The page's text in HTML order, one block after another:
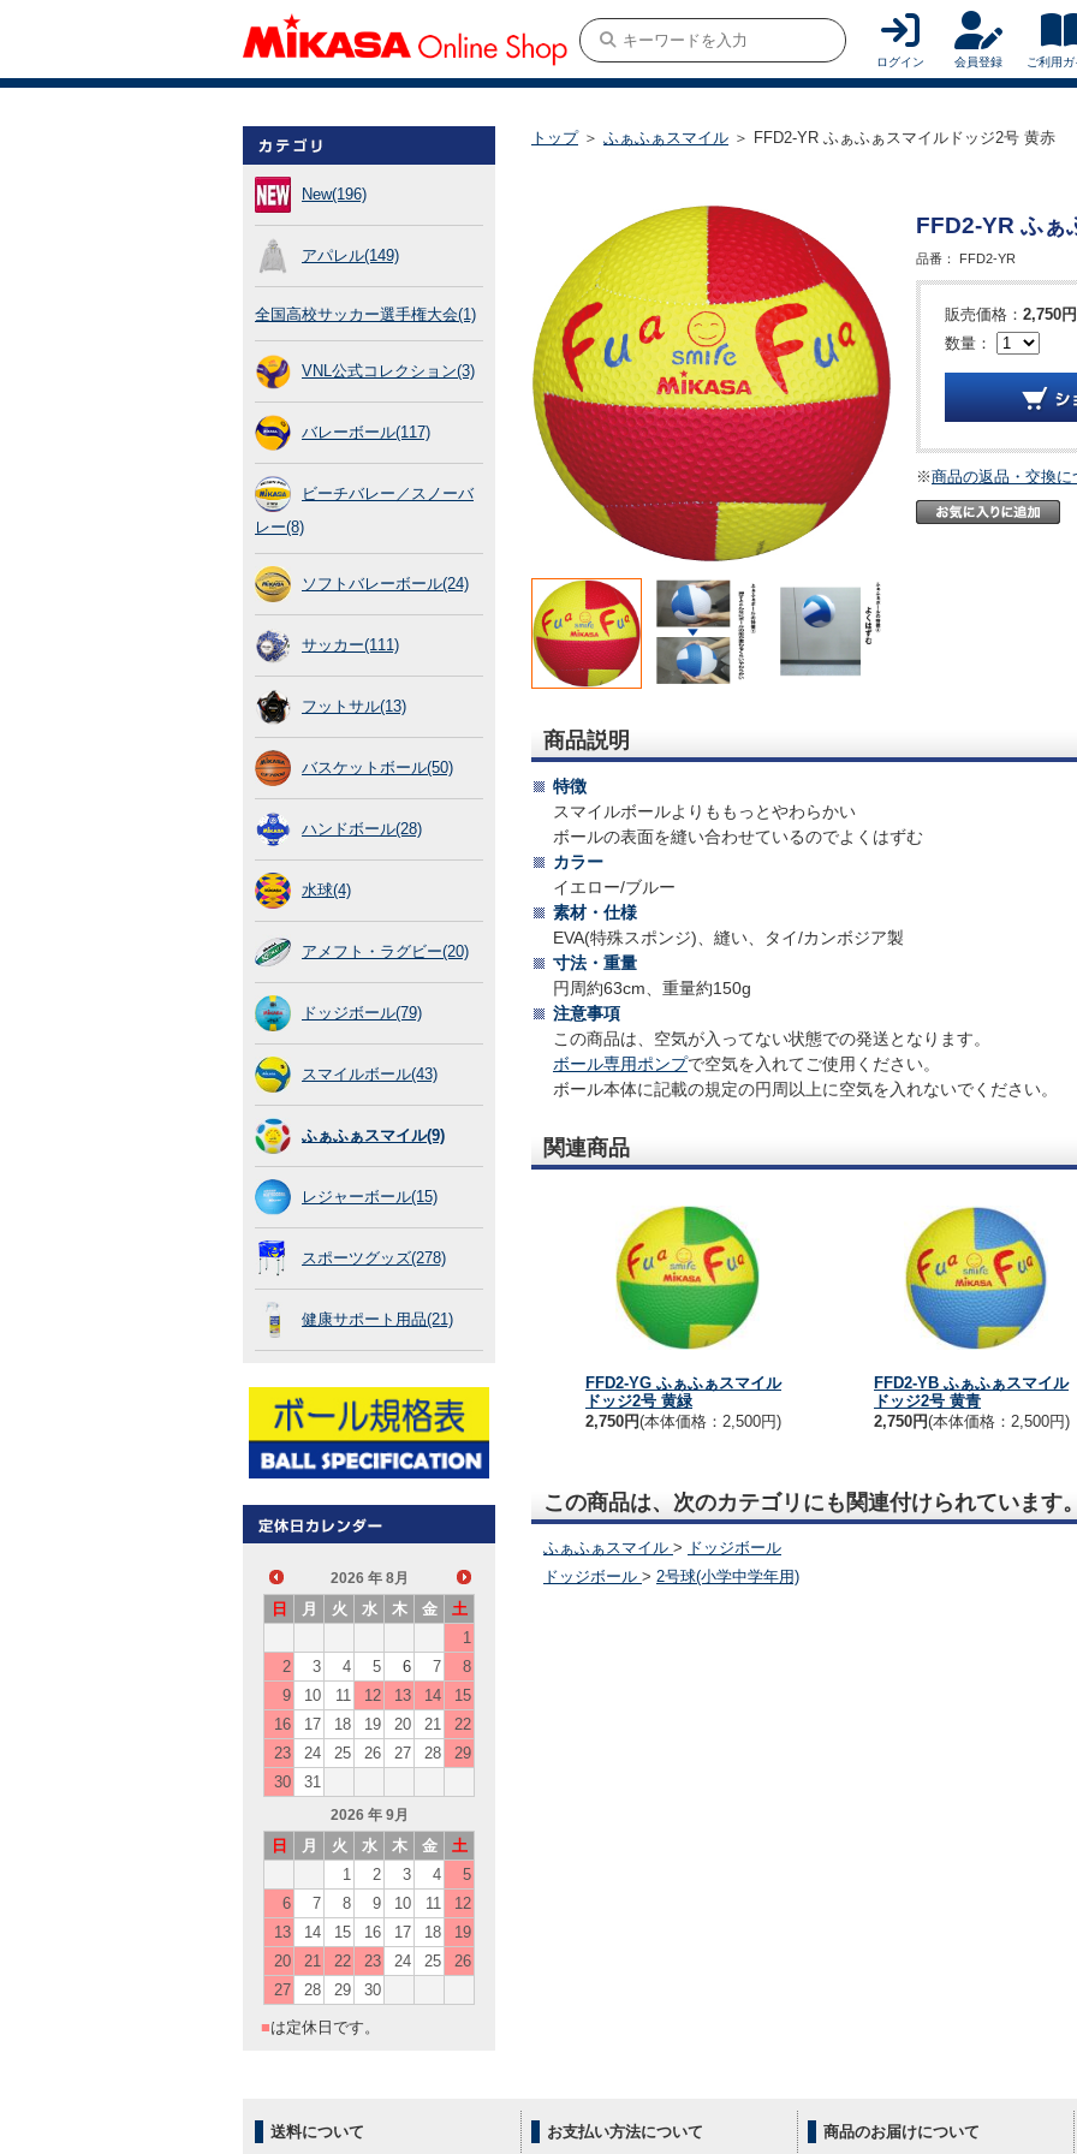
ログイン 会員登録 ご利用
New(196)
アパレル(149)
全国高校サッカー選手権大会(1)
VNL公式コレクション(3)
バレーボール(117)
ビーチバレー／スノーバ
レー(8)
ソフトバレーボール(24)
サッカー(111)
フットサル(13)
バスケットボール(50)
ハンドボール(28)
水球(4)
アメフト・ラグビー(20)
ドッジボール(79)
スマイルボール(43)
ふぁふぁスマイル(9)
レジャーボール(15)
スポーツグッズ(278)
健康サポート用品(21)
2026 年 8月
日 月 火 水 木 金
土
1
2
3 4 5 6 7
8
9
10 11 12 13 14
15
16
17 18 19 20 21
22
23
24 25 26 27 28
29
30
31
2026 年 9月
日 月 火 水 木 金
土
1
2 3 4
5
6
7 8 9 10 11
12
13
14 15 16 17 18
19
20
21 22 23 24 25
26
27
28 29 30
■は定休日です。
トップ ＞ ふぁふぁスマイル ＞ FFD2-YR ふぁふぁスマイルドッジ2号 黄赤
FFD2-YR ふぁ
品番： FFD2-YR
販売価格： 2,750円
数量：
※商品の返品・交換に
商品説明
特徴
スマイルボールよりももっとやわらかい
ボールの表面を縫い合わせているのでよくはずむ
カラー
イエロー/ブルー
素材・仕様
EVA(特殊スポンジ)、縫い、タイ/カンボジア製
寸法・重量
円周約63cm、重量約150g
注意事項
この商品は、空気が入ってない状態での発送となります。
ボール専用ポンプで空気を入れてご使用ください。
ボール本体に記載の規定の円周以上に空気を入れないでください。
関連商品
FFD2-YG ふぁふぁスマイル
ドッジ2号 黄緑
2,750円(本体価格：2,500円)
FFD2-YB ふぁふぁスマイル
ドッジ2号 黄青
2,750円(本体価格：2,500円)
この商品は、次のカテゴリにも関連付けられています
ふぁふぁスマイル > ドッジボール
ドッジボール > 2号球(小学中学年用)
送料について お支払い方法について 商品のお届けについて